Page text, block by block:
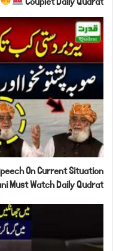
On Current Situation
Must Watch Daily Qudrat